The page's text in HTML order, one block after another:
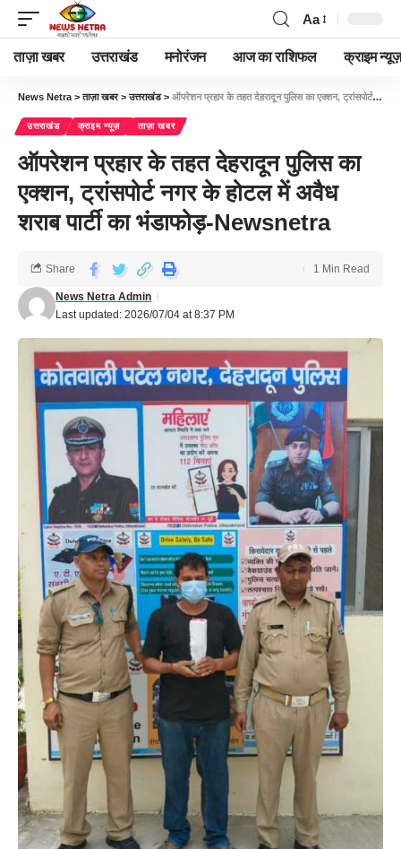
Aa
ताज़ा खबर उत्तराखंड मनोरंजन आज का राशिफल क्राइम न्यूज़
News Netra >ताज़ा खबर>उत्तराखंड> ऑपरेशन प्रहार के तहत देहरादून पुलिस का एक्शन, ट्रांसपोर्ट नगर के होटल में अवैध शराब पार्टी का भंडाफोड़-Newsnetra
उत्तराखंड क्राइम न्यूज़ ताज़ा खबर
ऑपरेशन प्रहार के तहत देहरादून पुलिस का
एक्शन, ट्रांसपोर्ट नगर के होटल में अवैध
शराब पार्टी का भंडाफोड़-Newsnetra
Last updated: 2026/07/04 at 8:37 PM
News Netra Admin
Share 1 Min Read